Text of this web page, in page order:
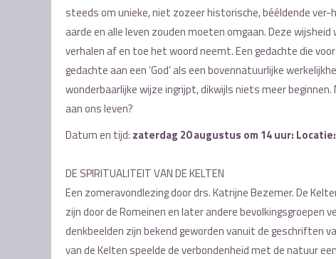
steeds om unieke, niet zozeer historische, bééldende
aarde en alle leven zouden moeten omgaan. Deze wijsheid
verhalen af en toe het woord neemt. Een gedachte die
gedachte aan een ‘God’ als een bovennatuurlijke
wonderbaarlijke wijze ingrijpt, dikwijls niets meer
aan ons leven?
Datum en tijd: zaterdag 20 augustus om 14 uur:
DE SPIRITUALITEIT VAN DE KELTEN
Een zomeravondlezing door drs. Katrijne Bezemer. De
zijn door de Romeinen en later andere bevolkingsgroepen
denkbeelden zijn bekend geworden vanuit de geschriften
van de Kelten speelde de verbondenheid met de natuur